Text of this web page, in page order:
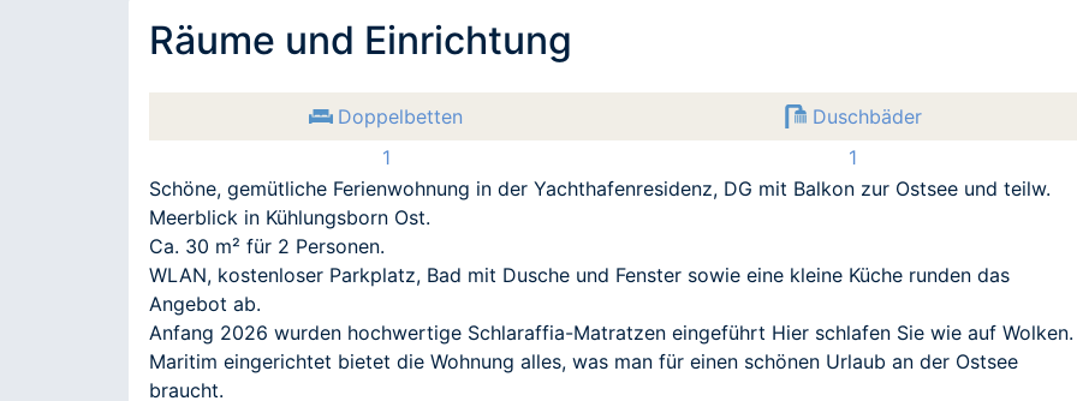
Räume und Einrichtung
Doppelbetten
1
Duschbäder
1
Schöne, gemütliche Ferienwohnung in der Yachthafenresidenz, DG mit Balkon zur Ostsee und teilw.
Meerblick in Kühlungsborn Ost.
Ca. 30 m² für 2 Personen.
WLAN, kostenloser Parkplatz, Bad mit Dusche und Fenster sowie eine kleine Küche runden das
Angebot ab.
Anfang 2026 wurden hochwertige Schlaraffia-Matratzen eingeführt Hier schlafen Sie wie auf Wolken.
Maritim eingerichtet bietet die Wohnung alles, was man für einen schönen Urlaub an der Ostsee
braucht.